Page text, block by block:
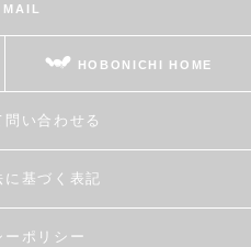
MAIL
HOBONICHI HOME
い合わせる
基づく表記
ーポリシー